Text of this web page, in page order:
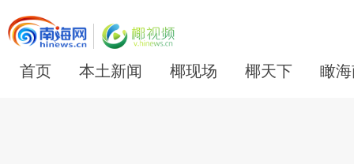
首页 本土新闻 椰现场 椰天下 瞰